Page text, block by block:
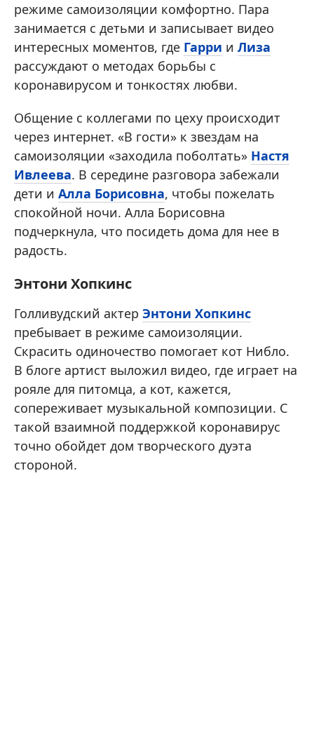
режиме самоизоляции комфортно. Пара
занимается с детьми и записывает видео
интересных моментов, где Гарри и Лиза
рассуждают о методах борьбы с
коронавирусом и тонкостях любви.
Общение с коллегами по цеху происходит
через интернет. «В гости» к звездам на
самоизоляции «заходила поболтать» Настя
Ивлеева. В середине разговора забежали
дети и Алла Борисовна, чтобы пожелать
спокойной ночи. Алла Борисовна
подчеркнула, что посидеть дома для нее в
радость.
Энтони Хопкинс
Голливудский актер Энтони Хопкинс
пребывает в режиме самоизоляции.
Скрасить одиночество помогает кот Нибло.
В блоге артист выложил видео, где играет на
рояле для питомца, а кот, кажется,
сопереживает музыкальной композиции. С
такой взаимной поддержкой коронавирус
точно обойдет дом творческого дуэта
стороной.